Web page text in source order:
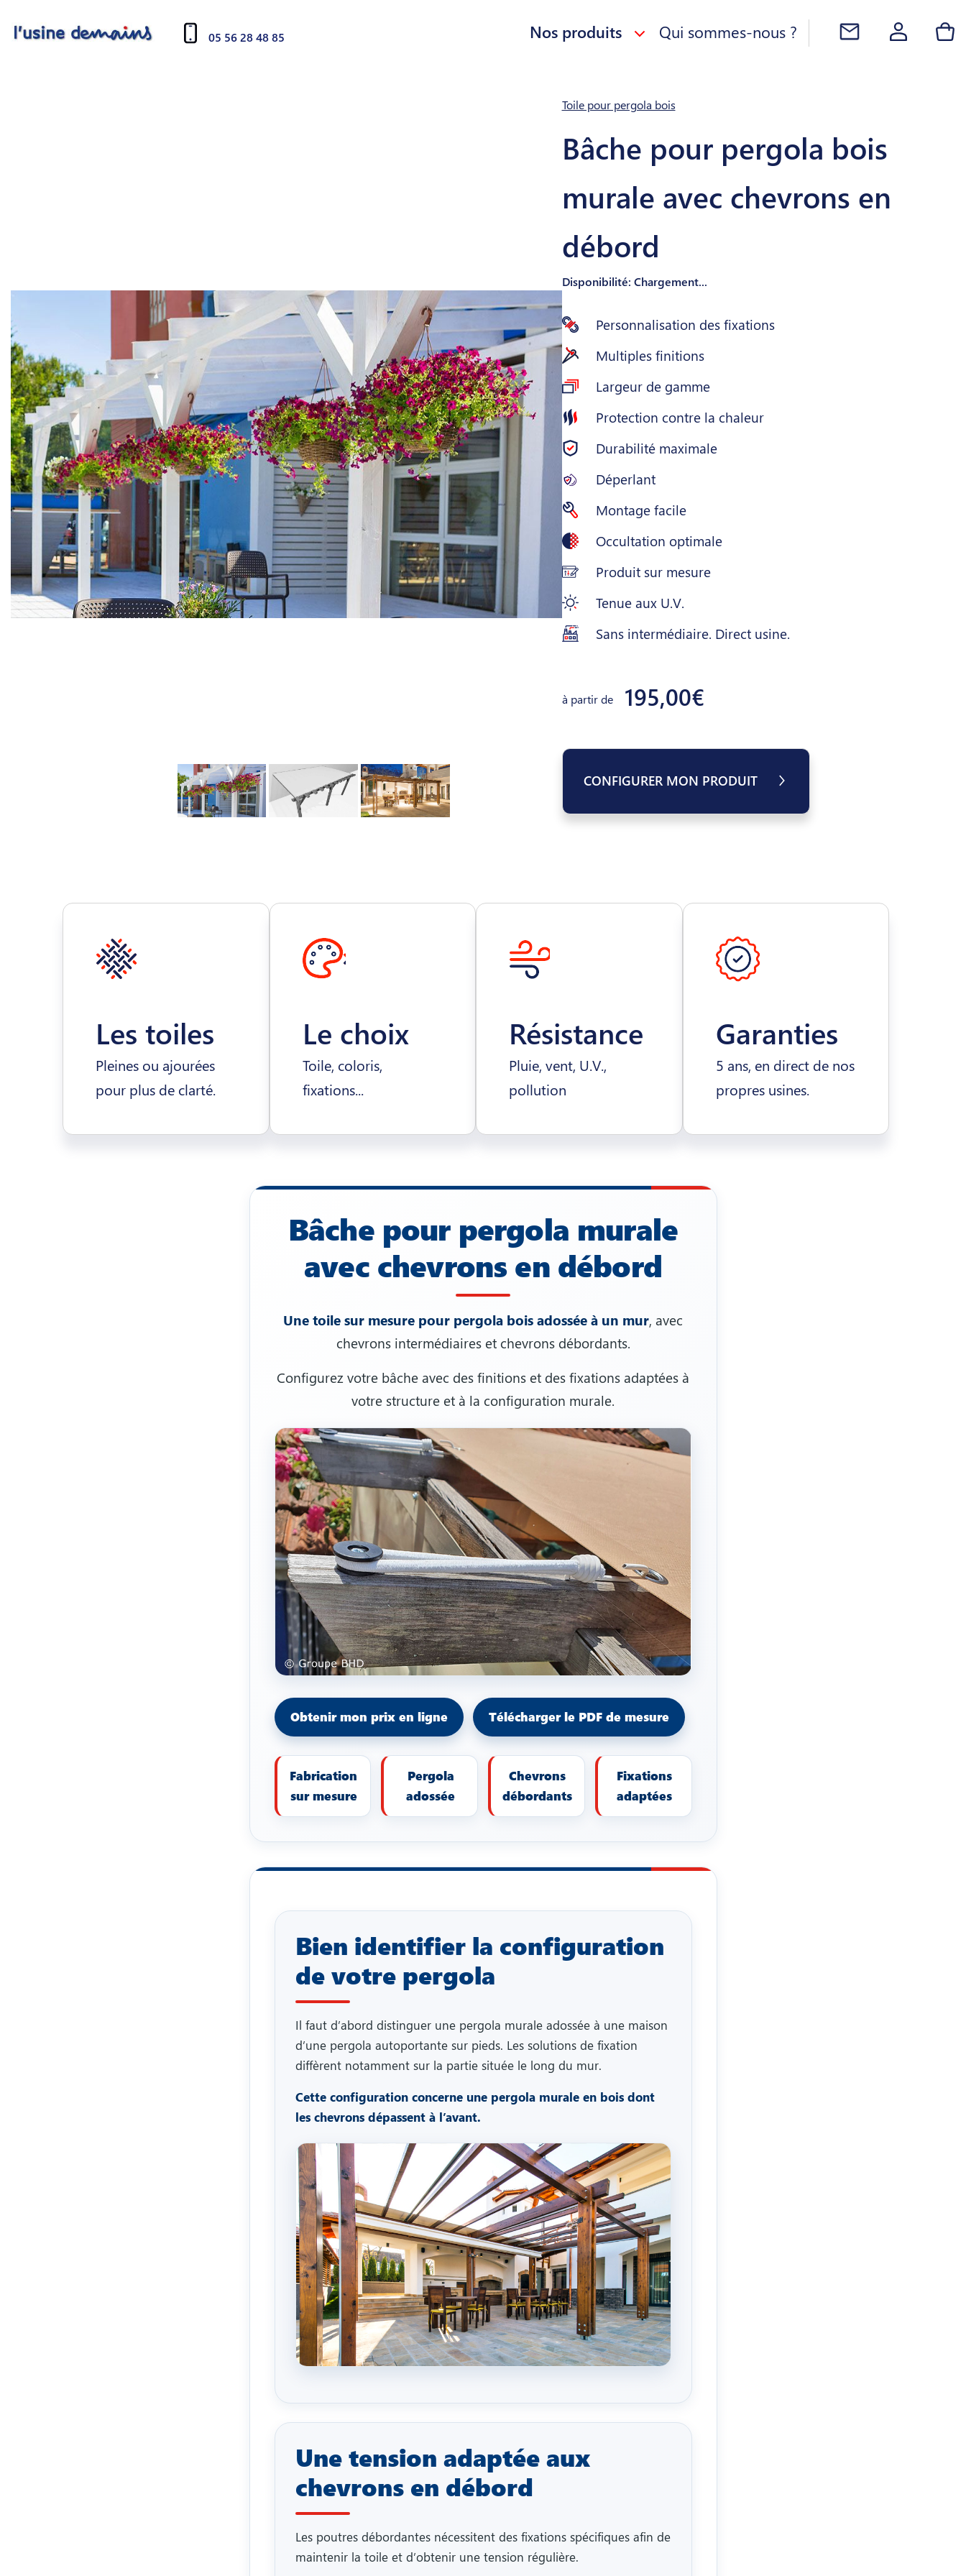
05 56 28 48 85 Nos produits Qui sommes-nous ?
Toile pour pergola bois
Bâche pour pergola bois
murale avec chevrons en
débord
Disponibilité: Chargement...
Personnalisation des fixations
Multiples finitions
Largeur de gamme
Protection contre la chaleur
Durabilité maximale
Déperlant
Montage facile
Occultation optimale
Produit sur mesure
Tenue aux U.V.
Sans intermédiaire. Direct usine.
à partir de 195,00€
CONFIGURER MON PRODUIT
Les toiles
Pleines ou ajourées
pour plus de clarté.
Le choix
Toile, coloris,
fixations...
Résistance
Pluie, vent, U.V.,
pollution
Garanties
5 ans, en direct de nos
propres usines.
Bâche pour pergola murale
avec chevrons en débord
Une toile sur mesure pour pergola bois adossée à un mur, avec
chevrons intermédiaires et chevrons débordants.
Configurez votre bâche avec des finitions et des fixations adaptées à
votre structure et à la configuration murale.
Obtenir mon prix en ligne Télécharger le PDF de mesure
Fabrication
sur mesure
Pergola
adossée
Chevrons
débordants
Fixations
adaptées
Bien identifier la configuration
de votre pergola
Il faut d’abord distinguer une pergola murale adossée à une maison
d’une pergola autoportante sur pieds. Les solutions de fixation
diffèrent notamment sur la partie située le long du mur.
Cette configuration concerne une pergola murale en bois dont
les chevrons dépassent à l’avant.
Une tension adaptée aux
chevrons en débord
Les poutres débordantes nécessitent des fixations spécifiques afin de
maintenir la toile et d’obtenir une tension régulière.